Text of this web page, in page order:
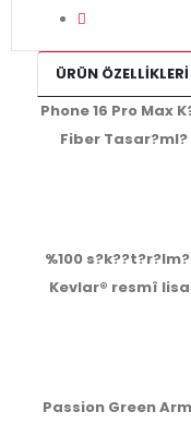
ÜRÜN ÖZELLIKLERI
Phone 16 Pro Max
Fiber
%100
Kevlar® resmî
Passion Green